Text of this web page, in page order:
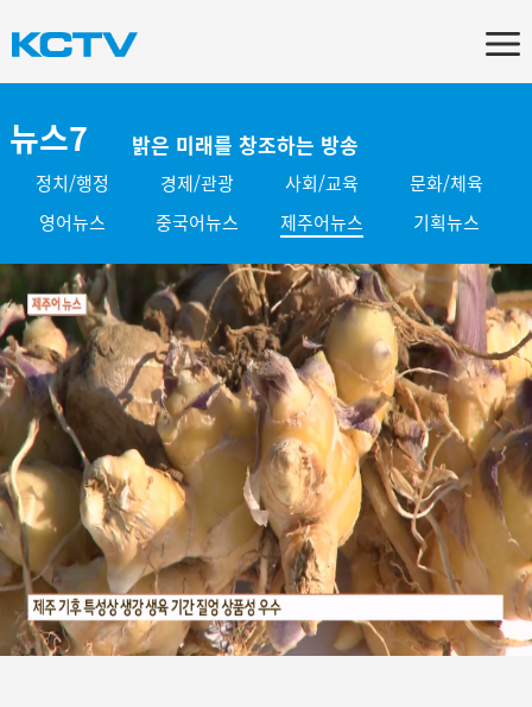
뉴스7 밝은 미래를 창조하는 방송
정치/행정 경제/관광 사회/교육
문화/체육
영어뉴스
중국어뉴스 제주어뉴스 기획뉴스